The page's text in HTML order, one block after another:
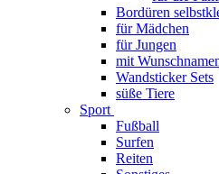
Bordüren
für Mädchen
für Jungen
mit
Wandsticker Sets
süße Tiere
Sport
Fußball
Surfen
Reiten